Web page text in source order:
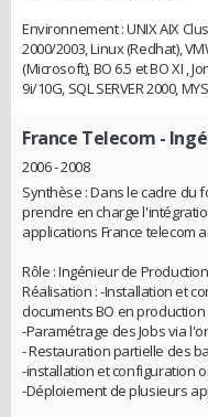
Environnement : UNIX AIX
2000/2003, Linux (Redhat),
(Microsoft), BO 6.5 et BO XI ,
9i/10G, SQL SERVER 2000,
France Telecom -
2006 - 2008
Synthèse : Dans le cadre du
prendre en charge
applications France telecom
Rôle : Ingénieur de Production
Réalisation : -Installation et
documents BO en
-Paramétrage des Jobs via
- Restauration partielle des
-installation et configuration
-Déploiement de plusieurs